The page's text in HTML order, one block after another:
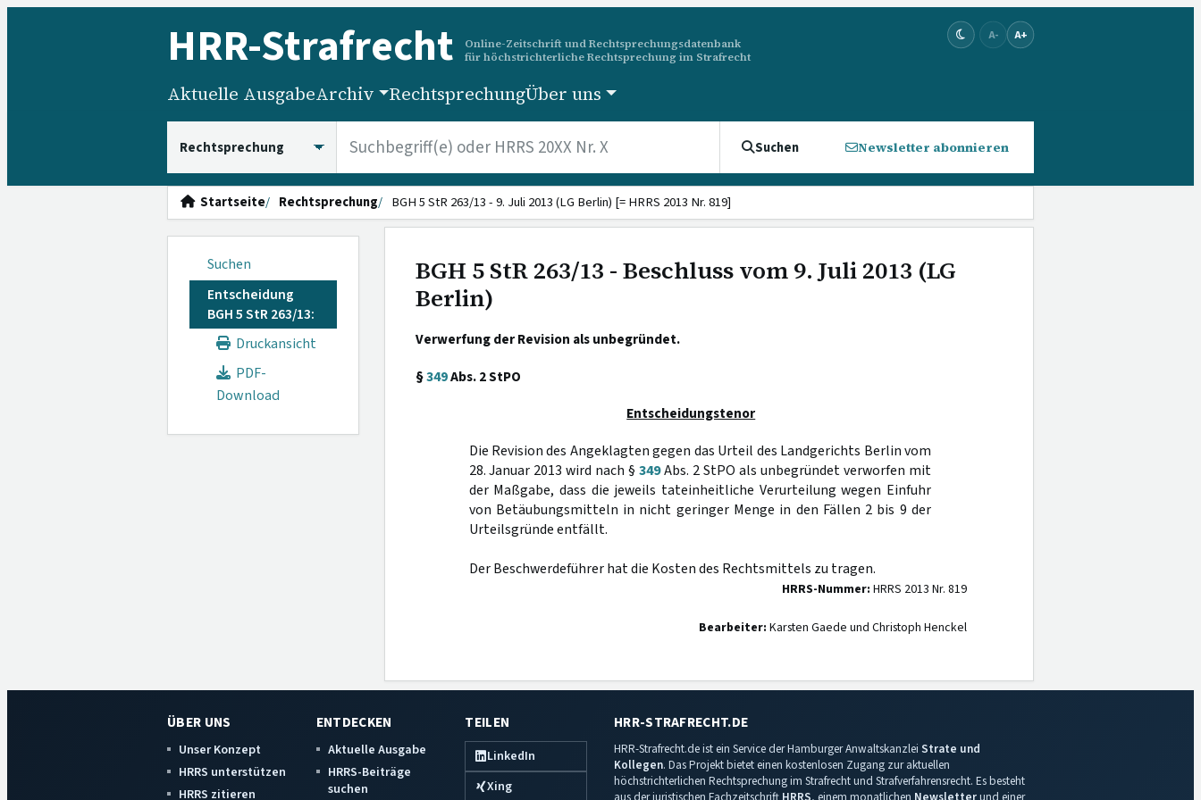
HRR-Strafrecht
Online-Zeitschrift und Rechtsprechungsdatenbank
für höchstrichterliche Rechtsprechung im Strafrecht
A- A+
Aktuelle AusgabeArchiv RechtsprechungÜber uns
Suchen Newsletter abonnieren
Startseite Rechtsprechung BGH 5 StR 263/13 - 9. Juli 2013 (LG Berlin) [= HRRS 2013 Nr. 819]
Suchen
Entscheidung
BGH 5 StR 263/13:
Druckansicht
PDF-
Download
BGH 5 StR 263/13 - Beschluss vom 9. Juli 2013 (LG
Berlin)
Verwerfung der Revision als unbegründet.
§349Abs. 2 StPO
Entscheidungstenor
Die Revision des Angeklagten gegen das Urteil des Landgerichts Berlin vom
28. Januar 2013 wird nach §349Abs. 2 StPO als unbegründet verworfen mit
der Maßgabe, dass die jeweils tateinheitliche Verurteilung wegen Einfuhr
von Betäubungsmitteln in nicht geringer Menge in den Fällen 2 bis 9 der
Urteilsgründe entfällt.
Der Beschwerdeführer hat die Kosten des Rechtsmittels zu tragen.
HRRS-Nummer: HRRS 2013 Nr. 819
Bearbeiter: Karsten Gaede und Christoph Henckel
ÜBER UNS
Unser Konzept
HRRS unterstützen
HRRS zitieren
ENTDECKEN
Aktuelle Ausgabe
HRRS-Beiträge
suchen
TEILEN
LinkedIn
Xing
HRR-STRAFRECHT.DE
HRR-Strafrecht.de ist ein Service der Hamburger Anwaltskanzlei Strate und
Kollegen. Das Projekt bietet einen kostenlosen Zugang zur aktuellen
höchstrichterlichen Rechtsprechung im Strafrecht und Strafverfahrensrecht. Es besteht